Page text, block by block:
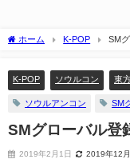
ホーム K-POP SM
K-POP ソウルコン 東
ソウルアンコン SM
SMグローバル登
2019年2月1日 2019年12